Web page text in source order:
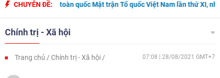
CHUYÊN ĐỀ:
toàn quốc Mặt trận Tổ quốc Việt Nam lần thứ XI, nhiệm kỳ 2026-
Chính trị - Xã hội
Trang chủ Chính trị - Xã hội 07:08 | 28/08/2021 GMT+7